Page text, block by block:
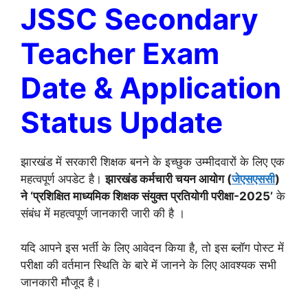
JSSC Secondary
Teacher Exam
Date & Application
Status Update
झारखंड में सरकारी शिक्षक बनने के इच्छुक उम्मीदवारों के लिए एक
महत्वपूर्ण अपडेट है।झारखंड कर्मचारी चयन आयोग (जेएसएससी)
ने ‘प्रशिक्षित माध्यमिक शिक्षक संयुक्त प्रतियोगी परीक्षा-2025’ के
संबंध में महत्वपूर्ण जानकारी जारी की है ।
यदि आपने इस भर्ती के लिए आवेदन किया है, तो इस ब्लॉग पोस्ट में
परीक्षा की वर्तमान स्थिति के बारे में जानने के लिए आवश्यक सभी
जानकारी मौजूद है।